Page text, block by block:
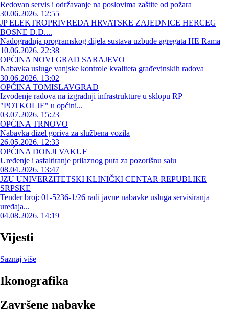
Redovan servis i održavanje na poslovima zaštite od požara
30.06.2026. 12:55
JP ELEKTROPRIVREDA HRVATSKE ZAJEDNICE HERCEG
BOSNE D.D....
Nadogradnja programskog dijela sustava uzbude agregata HE Rama
10.06.2026. 22:38
OPĆINA NOVI GRAD SARAJEVO
Nabavka usluge vanjske kontrole kvaliteta građevinskih radova
30.06.2026. 13:02
OPĆINA TOMISLAVGRAD
Izvođenje radova na izgradnji infrastrukture u sklopu RP
"POTKOLJE" u općini...
03.07.2026. 15:23
OPĆINA TRNOVO
Nabavka dizel goriva za službena vozila
26.05.2026. 12:33
OPĆINA DONJI VAKUF
Uređenje i asfaltiranje prilaznog puta za pozorišnu salu
08.04.2026. 13:47
JZU UNIVERZITETSKI KLINIČKI CENTAR REPUBLIKE
SRPSKE
Tender broj: 01-5236-1/26 radi javne nabavke usluga servisiranja
uređaja...
04.08.2026. 14:19
Vijesti
Saznaj više
Ikonografika
Završene nabavke